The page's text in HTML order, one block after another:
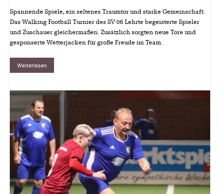
Spannende Spiele, ein seltenes Traumtor und starke Gemeinschaft:
Das Walking Football Turnier des SV 06 Lehrte begeisterte Spieler
und Zuschauer gleichermaßen. Zusätzlich sorgten neue Tore und
gesponserte Wetterjacken für große Freude im Team.
Weiterlesen